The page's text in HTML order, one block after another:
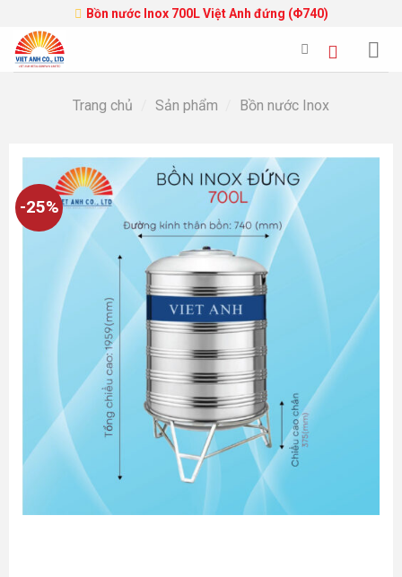
content
Bồn nước Inox 700L Việt Anh đứng (Φ740)
Trang chủ Sản phẩm Bồn nước Inox
-25%